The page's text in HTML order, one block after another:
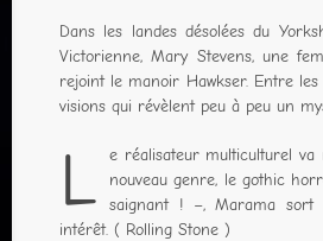
Dans les landes désolées du
Victorienne, Mary Stevens, une
rejoint le manoir Hawkser. Entre les
visions qui révèlent peu à peu un
L
e réalisateur multiculturel va
nouveau genre, le gothic
saignant ! –, Marama sort
intérêt. ( Rolling Stone )